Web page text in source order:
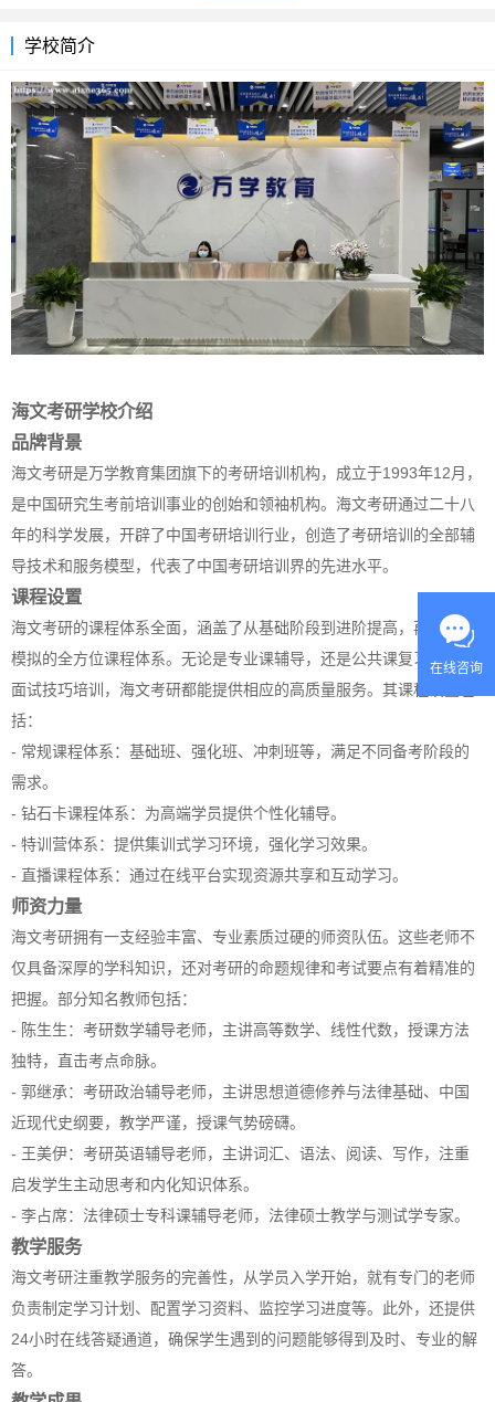
学校简介
海文考研学校介绍
品牌背景
海文考研是万学教育集团旗下的考研培训机构，成立于1993年12月，
是中国研究生考前培训事业的创始和领袖机构。海文考研通过二十八
年的科学发展，开辟了中国考研培训行业，创造了考研培训的全部辅
导技术和服务模型，代表了中国考研培训界的先进水平。
课程设置
海文考研的课程体系全面，涵盖了从基础阶段到进阶提高，再到冲刺
模拟的全方位课程体系。无论是专业课辅导，还是公共课复习，或是
面试技巧培训，海文考研都能提供相应的高质量服务。其课程设置包
括：
- 常规课程体系：基础班、强化班、冲刺班等，满足不同备考阶段的
需求。
- 钻石卡课程体系：为高端学员提供个性化辅导。
- 特训营体系：提供集训式学习环境，强化学习效果。
- 直播课程体系：通过在线平台实现资源共享和互动学习。
师资力量
海文考研拥有一支经验丰富、专业素质过硬的师资队伍。这些老师不
仅具备深厚的学科知识，还对考研的命题规律和考试要点有着精准的
把握。部分知名教师包括：
- 陈生生：考研数学辅导老师，主讲高等数学、线性代数，授课方法
独特，直击考点命脉。
- 郭继承：考研政治辅导老师，主讲思想道德修养与法律基础、中国
近现代史纲要，教学严谨，授课气势磅礴。
- 王美伊：考研英语辅导老师，主讲词汇、语法、阅读、写作，注重
启发学生主动思考和内化知识体系。
- 李占席：法律硕士专科课辅导老师，法律硕士教学与测试学专家。
教学服务
海文考研注重教学服务的完善性，从学员入学开始，就有专门的老师
负责制定学习计划、配置学习资料、监控学习进度等。此外，还提供
24小时在线答疑通道，确保学生遇到的问题能够得到及时、专业的解
答。
在线咨询